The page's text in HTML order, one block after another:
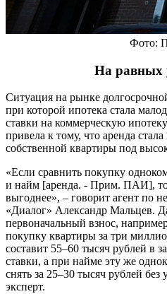
Фото:
На равных
Ситуация на рынке
при которой ипотека стала
ставки на коммерческую
привела к тому, что аренда
собственной квартиры под
«Если сравнить покупку
и найм [аренда. - Прим. ПАИ],
выгоднее», – говорит агент по
«Диалог» Александр Мальцев.
первоначальный взнос,
покупку квартиры за три
составит 55–60 тысяч рублей в
ставки, а при найме эту же
снять за 25–30 тысяч рублей
эксперт.